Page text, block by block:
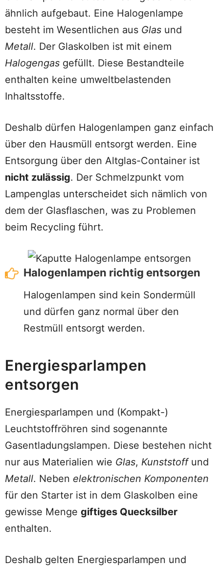
ähnlich aufgebaut. Eine Halogenlampe
besteht im Wesentlichen aus Glas und
Metall. Der Glaskolben ist mit einem
Halogengas gefüllt. Diese Bestandteile
enthalten keine umweltbelastenden
Inhaltsstoffe.
Deshalb dürfen Halogenlampen ganz einfach
über den Hausmüll entsorgt werden. Eine
Entsorgung über den Altglas-Container ist
nicht zulässig. Der Schmelzpunkt vom
Lampenglas unterscheidet sich nämlich von
dem der Glasflaschen, was zu Problemen
beim Recycling führt.
Halogenlampen richtig entsorgen
Halogenlampen sind kein Sondermüll
und dürfen ganz normal über den
Restmüll entsorgt werden.
Energiesparlampen
entsorgen
Energiesparlampen und (Kompakt-)
Leuchtstoffröhren sind sogenannte
Gasentladungslampen. Diese bestehen nicht
nur aus Materialien wie Glas, Kunststoffund
Metall. Neben elektronischen Komponenten
für den Starter ist in dem Glaskolben eine
gewisse Menge giftiges Quecksilber
enthalten.
Deshalb gelten Energiesparlampen und